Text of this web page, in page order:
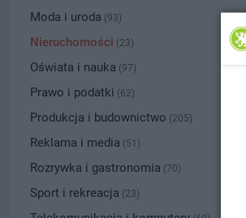
Moda i uroda (93)
Nieruchomości (23)
Oświata i nauka (97)
Prawo i podatki (62)
Produkcja i budownictwo (205)
Reklama i media (51)
Rozrywka i gastronomia (70)
Sport i rekreacja (23)